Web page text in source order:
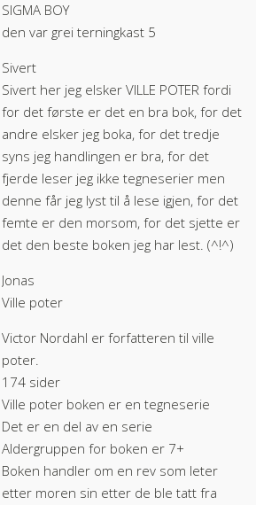
SIGMA BOY
den var grei terningkast 5
Sivert
Sivert her jeg elsker VILLE POTER fordi
for det første er det en bra bok, for det
andre elsker jeg boka, for det tredje
syns jeg handlingen er bra, for det
fjerde leser jeg ikke tegneserier men
denne får jeg lyst til å lese igjen, for det
femte er den morsom, for det sjette er
det den beste boken jeg har lest. (^!^)
Jonas
Ville poter
Victor Nordahl er forfatteren til ville
poter.
174 sider
Ville poter boken er en tegneserie
Det er en del av en serie
Aldergruppen for boken er 7+
Boken handler om en rev som leter
etter moren sin etter de ble tatt fra